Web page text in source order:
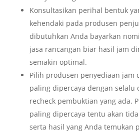
Konsultasikan perihal bentuk
kehendaki pada produsen
dibutuhkan Anda bayarkan
jasa rancangan biar hasil jam
semakin optimal.
Pilih produsen penyediaan jam
paling dipercaya dengan selalu
recheck pembuktian yang ada.
paling dipercaya tentu akan
serta hasil yang Anda temukan